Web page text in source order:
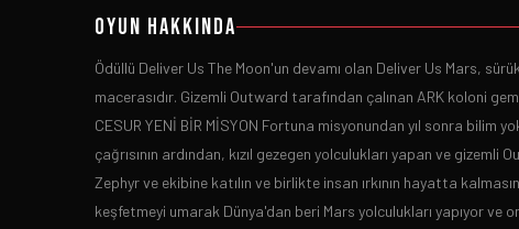
Oyun Hakkında
Ödüllü Deliver Us The Moon'un devamı olan Deliver Us Mars,
macerasıdır. Gizemli Outward tarafından çalınan ARK koloni
CESUR YENİ BİR MİSYON Fortuna misyonundan yıl sonra bilim
çağrısının ardından, kızıl gezegen yolculukları yapan ve
Zephyr ve ekibine katılın ve birlikte insan ırkının hayatta
keşfetmeyi umarak Dünya'dan beri Mars yolculukları yapıyor ve